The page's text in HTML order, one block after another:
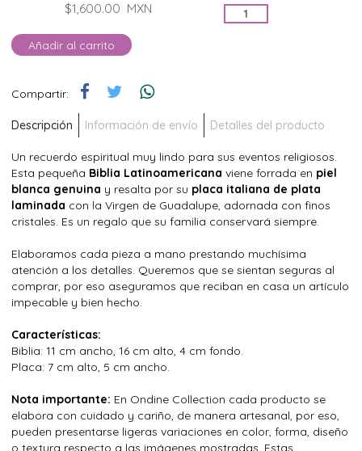
$1,600.00 MXN
Añadir al carrito
Compartir:
Descripción Información de envío Detalles del producto
Un recuerdo espiritual muy lindo para sus eventos religiosos.
Esta pequeña Biblia Latinoamericana viene forrada en piel
blanca genuina y resalta por su placa italiana de plata
laminada con la Virgen de Guadalupe, adornada con finos
cristales. Es un regalo que su familia conservará siempre.
Elaboramos cada pieza a mano prestando muchísima
atención a los detalles. Queremos que se sientan seguras al
comprar, por eso aseguramos que reciban en casa un artículo
impecable y bien hecho.
Características:
Biblia: 11 cm ancho, 16 cm alto, 4 cm fondo.
Placa: 7 cm alto, 5 cm ancho.
Nota importante: En Ondine Collection cada producto se
elabora con cuidado y cariño, de manera artesanal, por eso,
pueden presentarse ligeras variaciones en color, forma, diseño
o textura respecto a las imágenes mostradas. Estas